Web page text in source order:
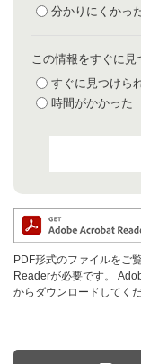
分かりにくかっ
この情報をすぐに見
すぐに見つけら
時間がかかった
PDF形式のファイルをご
Readerが必要です。
からダウンロードしてく